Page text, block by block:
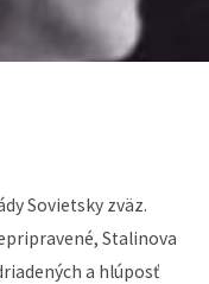
Sovietsky zväz.
Stalinova
a hlúposť